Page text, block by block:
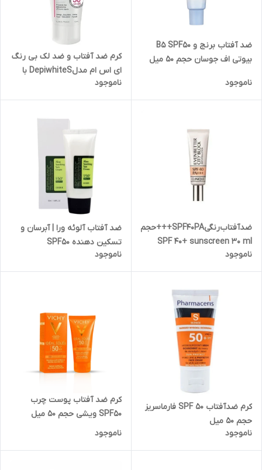
ضد آفتاب برنج و B5 SPF50
بیوتی اف جوسان حجم 50 میل
ناموجود
کرم ضد آفتاب و ضد لک بی رنگ
ای اس ام مدلDepiwhiteS با
SPF50 مناسب انواع پوست حجم
50 میل
ناموجود
ضد‌آفتاب‌رنگی‌SPF40PA+++‌حجم30میل
SPF 40+ sunscreen 30 ml
ناموجود
ضد آفتاب آلوئه ورا | آبرسان و
تسکین دهنده SPF50
ناموجود
کرم ضدآفتاب SPF 50 فارماسریز
حجم 50 میل
ناموجود
کرم ضد آفتاب پوست چرب
SPF50 ویشی حجم ۵۰ میل
ناموجود